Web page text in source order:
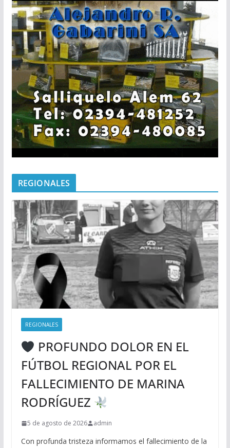
REGIONALES
REGIONALES
PROFUNDO DOLOR EN EL
FÚTBOL REGIONAL POR EL
FALLECIMIENTO DE MARINA
RODRÍGUEZ
5 de agosto de 2026 admin
Con profunda tristeza informamos el fallecimiento de la